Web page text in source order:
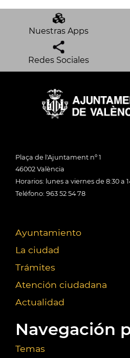
Nuestras Apps
Redes Sociales
Plaça de l'Ajuntament nº 1
46002 València
Horarios: lunes a viernes de 8:30 a
Teléfono: 963 52 54 78
Ayuntamiento
La ciudad
Trámites
Atención ciudadana
Actualidad
Navegación
Temas